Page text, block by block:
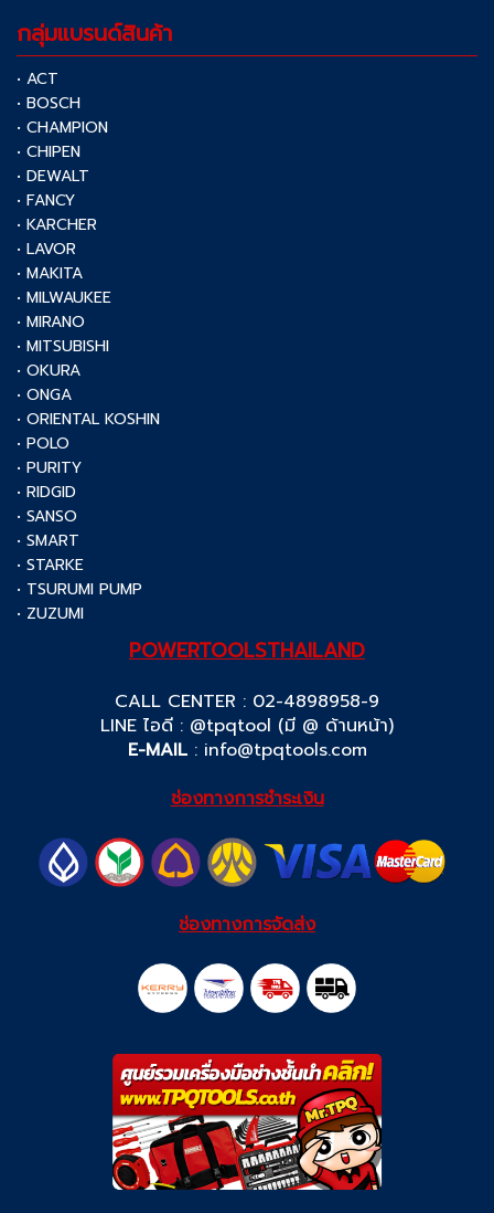
กลุ่มแบรนด์สินค้า
• ACT
• BOSCH
• CHAMPION
• CHIPEN
• DEWALT
• FANCY
• KARCHER
• LAVOR
• MAKITA
• MILWAUKEE
• MIRANO
• MITSUBISHI
• OKURA
• ONGA
• ORIENTAL KOSHIN
• POLO
• PURITY
• RIDGID
• SANSO
• SMART
• STARKE
• TSURUMI PUMP
• ZUZUMI
POWERTOOLSTHAILAND
CALL CENTER : 02-4898958-9
LINE ไอดี : @tpqtool (มี @ ด้านหน้า)
E-MAIL: info@tpqtools.com
ช่องทางการชำระเงิน
ช่องทางการจัดส่ง